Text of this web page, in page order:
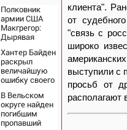
Полковник
армии США
Макгрегор:
Дырявая
Одессы -
когда же в
командовании
ВМФ России
за это полетят
головы?
Хантер Байден
раскрыл
величайшую
ошибку своего
бездействие
против
Трампа
В Вельском
округе найден
погибшим
пропавший
клиента".
от
"связь с
широко
выступили с
просьб от
располагают